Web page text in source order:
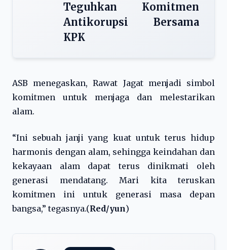
Teguhkan Komitmen
Antikorupsi Bersama
KPK
ASB menegaskan, Rawat Jagat menjadi simbol
komitmen untuk menjaga dan melestarikan
alam.
“Ini sebuah janji yang kuat untuk terus hidup
harmonis dengan alam, sehingga keindahan dan
kekayaan alam dapat terus dinikmati oleh
generasi mendatang. Mari kita teruskan
komitmen ini untuk generasi masa depan
bangsa,” tegasnya.(Red/yun)